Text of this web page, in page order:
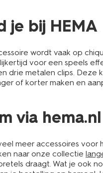
je bij HEMA
wordt vaak op
voor een speels
drie metalen clips. Deze
of korter maken en
via hema.nl
meer accessoires voor
naar onze collectie
draagt. Wat je ook